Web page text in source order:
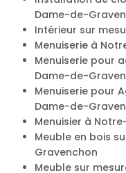
Dame-de-
Intérieur sur
Menuiserie à
Menuiserie pour
Dame-de-
Menuiserie pour
Dame-de-
Menuisier à
Meuble en bois
Gravenchon
Meuble sur